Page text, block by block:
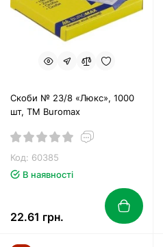
Скоби № 23/8 «Люкс», 1000
шт, ТМ Buromax
Код: 60385
В наявності
22.61 грн.